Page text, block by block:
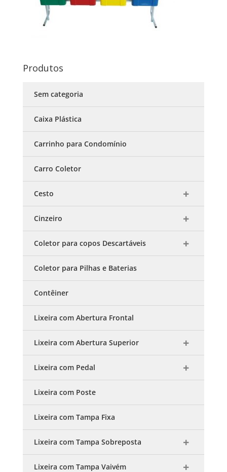
Produtos
Sem categoria
Caixa Plástica
Carrinho para Condomínio
Carro Coletor
Cesto
Cinzeiro
Coletor para copos Descartáveis
Coletor para Pilhas e Baterias
Contêiner
Lixeira com Abertura Frontal
Lixeira com Abertura Superior
Lixeira com Pedal
Lixeira com Poste
Lixeira com Tampa Fixa
Lixeira com Tampa Sobreposta
Lixeira com Tampa Vaivém